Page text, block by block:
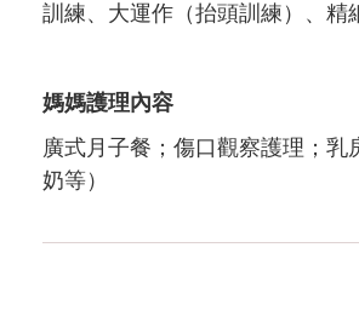
訓練、大運作（抬頭訓練）、精
媽媽護理內容
廣式月子餐；傷口觀察護理；乳
奶等）